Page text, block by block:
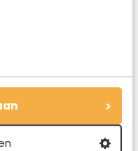
kruiden
limoen, gefrituurde
geheime ingrediënten,
Je hoeft alleen
om te bestellen, want